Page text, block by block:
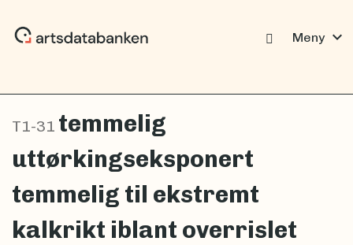
Meny expand_more
T1-31 temmelig
uttørkingseksponert
temmelig til ekstremt
kalkrikt iblant overrislet